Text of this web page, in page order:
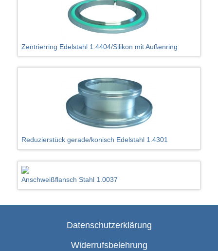
Zentrierring Edelstahl 1.4404/Silikon mit Außenring
Reduzierstück gerade/konisch Edelstahl 1.4301
Anschweißflansch Stahl 1.0037
Datenschutzerklärung
Widerrufsbelehrung